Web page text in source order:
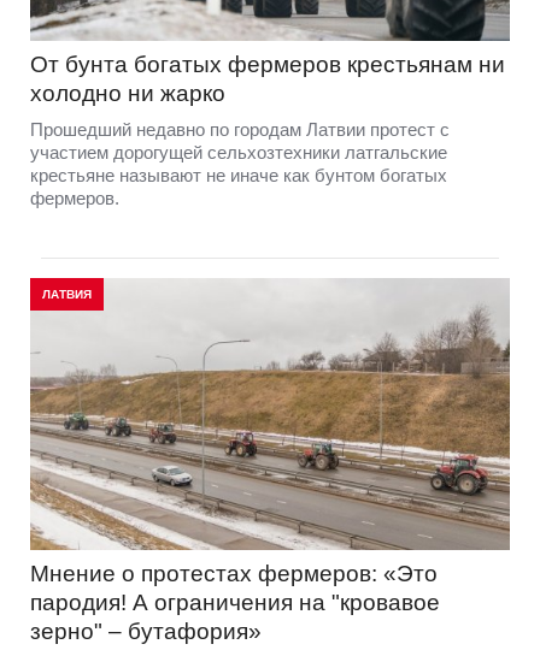
От бунта богатых фермеров крестьянам ни
холодно ни жарко
Прошедший недавно по городам Латвии протест с
участием дорогущей сельхозтехники латгальские
крестьяне называют не иначе как бунтом богатых
фермеров.
ЛАТВИЯ
Мнение о протестах фермеров: «Это
пародия! А ограничения на "кровавое
зерно" – бутафория»